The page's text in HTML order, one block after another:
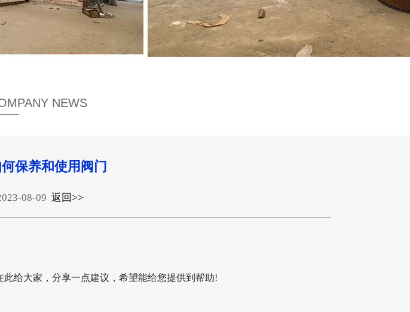
NEWS
保养和使用阀门
08-09 返回>>
给大家，分享一点建议，希望能给您提供到帮助!